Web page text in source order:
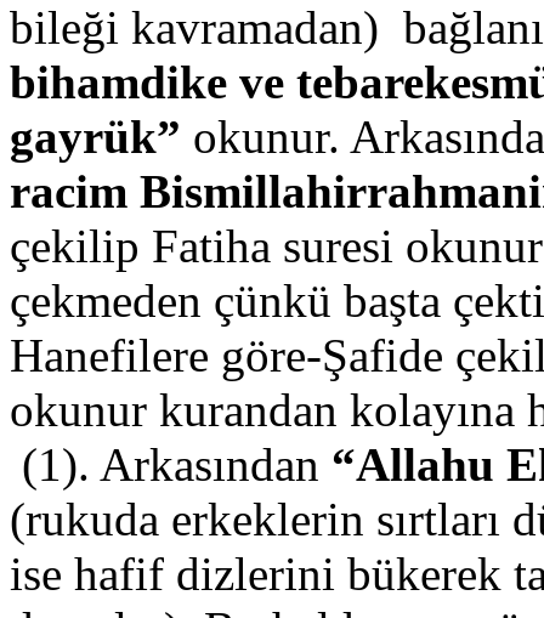
bileği kavramadan)
bihamdike ve
gayrük” okunur.
racim
çekilip Fatiha suresi
çekmeden çünkü başta
Hanefilere göre-Şafide
okunur kurandan kolayına
(1). Arkasından “Allahu
(rukuda erkeklerin sırtları
ise hafif dizlerini bükerek